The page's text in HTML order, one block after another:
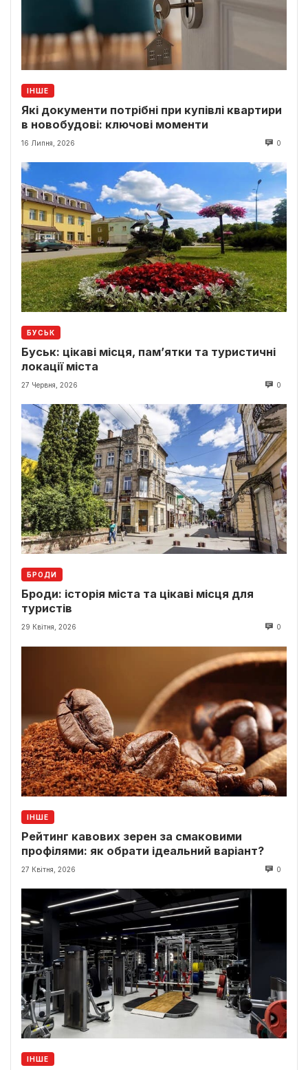
ІНШЕ
Які документи потрібні при купівлі квартири
в новобудові: ключові моменти
16 Липня, 2026 0
БУСЬК
Буськ: цікаві місця, пам’ятки та туристичні
локації міста
27 Червня, 2026 0
БРОДИ
Броди: історія міста та цікаві місця для
туристів
29 Квітня, 2026 0
ІНШЕ
Рейтинг кавових зерен за смаковими
профілями: як обрати ідеальний варіант?
27 Квітня, 2026 0
ІНШЕ